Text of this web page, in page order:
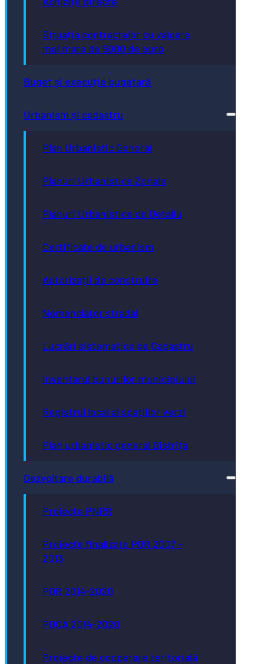
Situația contractelor cu valoare
mai mare de 5000 de euro
Buget și execuție bugetară
Urbanism și cadastru
Plan Urbanistic General
Planuri Urbanistice Zonale
Planuri Urbanistice de Detaliu
Certificate de urbanism
Autorizații de construire
Nomenclator stradal
Lucrări sistematice de Cadastru
Inventarul bunurilor municipiului
Registrul local al spațiilor verzi
Plan urbanistic general Bistrița
Dezvoltare durabilă
Proiecte PNRR
Proiecte finalizate POR 2007 -
2013
POR 2014-2020
POCA 2014-2020
Proiecte de cooperare teritorială